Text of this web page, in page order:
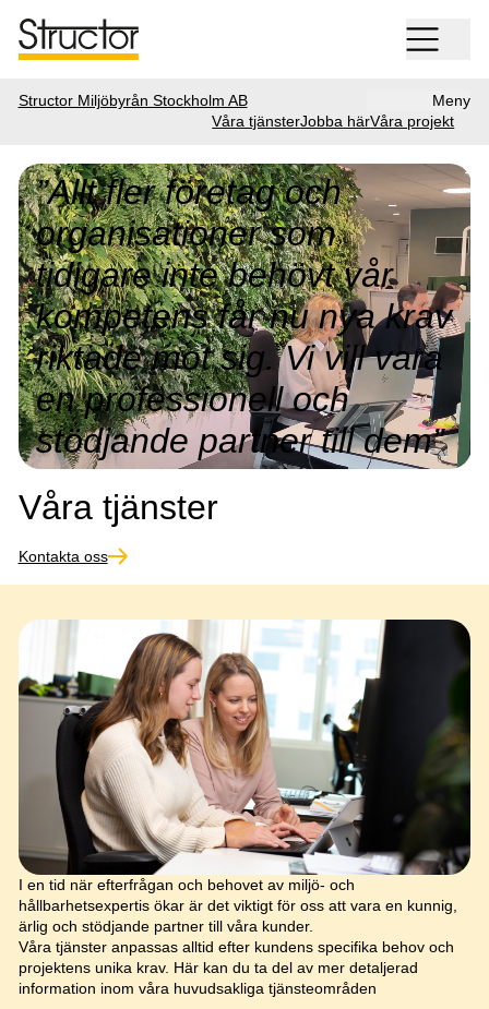
Structor Miljöbyrån Stockholm AB
Meny
Våra tjänsterJobba härVåra projekt
”Allt fler företag och
organisationer som
tidigare inte behövt vår
kompetens får nu nya krav
riktade mot sig. Vi vill vara
en professionell och
stödjande partner till dem”
Våra tjänster
Kontakta oss
I en tid när efterfrågan och behovet av miljö- och
hållbarhetsexpertis ökar är det viktigt för oss att vara en kunnig,
ärlig och stödjande partner till våra kunder.
Våra tjänster anpassas alltid efter kundens specifika behov och
projektens unika krav. Här kan du ta del av mer detaljerad
information inom våra huvudsakliga tjänsteområden